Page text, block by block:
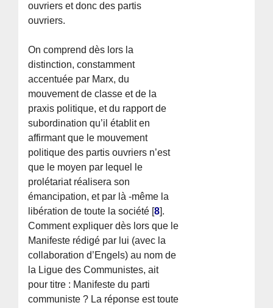
ouvriers et donc des partis
ouvriers.
On comprend dès lors la
distinction, constamment
accentuée par Marx, du
mouvement de classe et de la
praxis politique, et du rapport de
subordination qu’il établit en
affirmant que le mouvement
politique des partis ouvriers n’est
que le moyen par lequel le
prolétariat réalisera son
émancipation, et par là -même la
libération de toute la société [8].
Comment expliquer dès lors que le
Manifeste rédigé par lui (avec la
collaboration d’Engels) au nom de
la Ligue des Communistes, ait
pour titre : Manifeste du parti
communiste ? La réponse est toute